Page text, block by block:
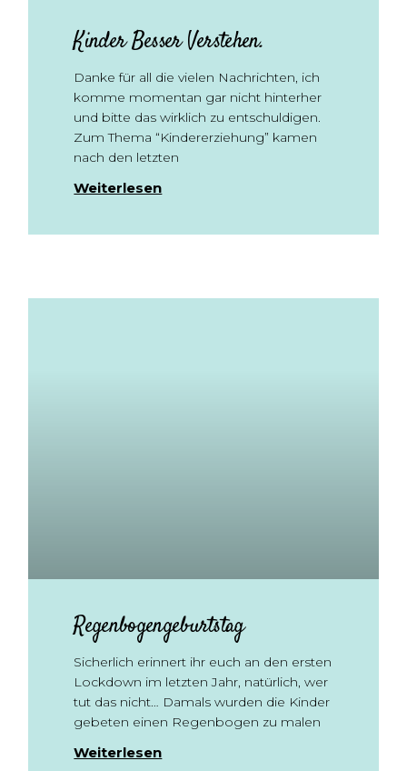
Kinder Besser Verstehen.
Danke für all die vielen Nachrichten, ich
komme momentan gar nicht hinterher
und bitte das wirklich zu entschuldigen.
Zum Thema “Kindererziehung” kamen
nach den letzten
Weiterlesen
Regenbogengeburtstag
Sicherlich erinnert ihr euch an den ersten
Lockdown im letzten Jahr, natürlich, wer
tut das nicht… Damals wurden die Kinder
gebeten einen Regenbogen zu malen
Weiterlesen